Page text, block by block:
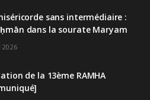
sans intermédiaire :
dans la sourate Maryam
2026
de la 13ème RAMHA